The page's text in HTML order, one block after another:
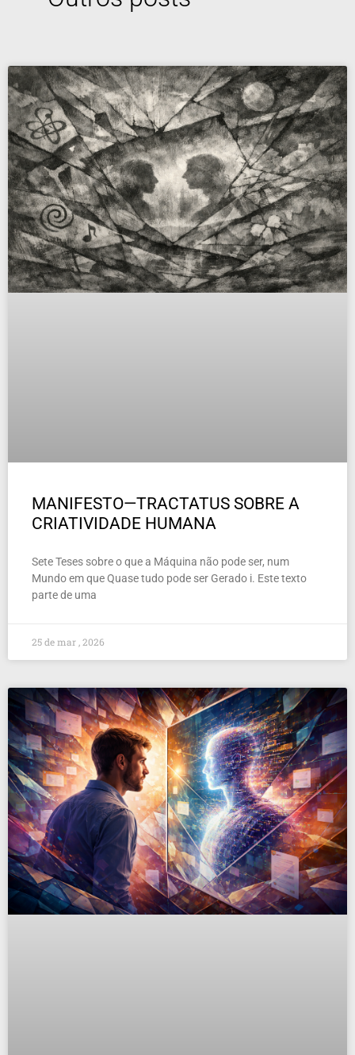
MANIFESTO—TRACTATUS SOBRE A
CRIATIVIDADE HUMANA
Sete Teses sobre o que a Máquina não pode ser, num
Mundo em que Quase tudo pode ser Gerado i. Este texto
parte de uma
25 de mar , 2026